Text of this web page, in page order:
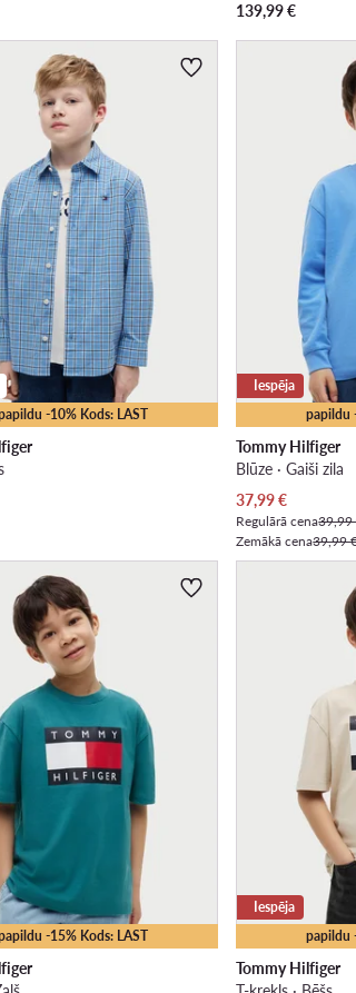
139,99€
-10% Kods: LAST papildu
Iespēja
Tommy Hilfiger
Blūze · Gaiši zila
Pašreizējā cena
37,99€
Regulārā cena39,99
Zemākā cena39,99
-15% Kods: LAST papildu
Iespēja
Tommy Hilfiger